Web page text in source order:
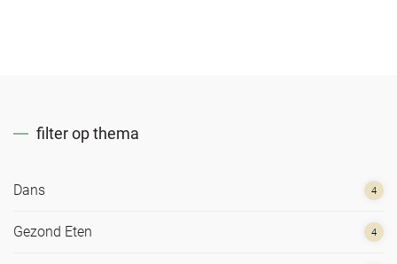
filter op thema
Dans 4
Gezond Eten 4